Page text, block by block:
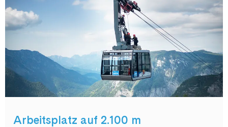
Arbeitsplatz auf 2.100 m